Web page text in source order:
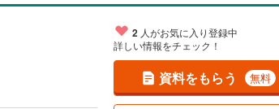
2 人がお気に入り登録中
詳しい情報をチェック！
資料をもらう 無料